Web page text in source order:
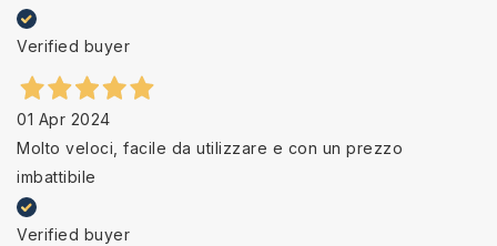
Verified buyer
01 Apr 2024
Molto veloci, facile da utilizzare e con un prezzo
imbattibile
Verified buyer